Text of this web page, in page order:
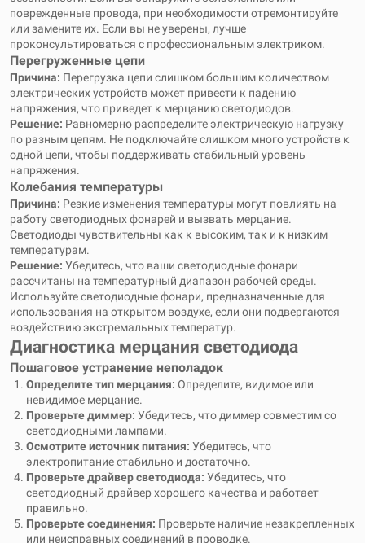
поврежденные провода, при необходимости отремонтируйте
или замените их. Если вы не уверены, лучше
проконсультироваться с профессиональным электриком.
Перегруженные цепи
Причина: Перегрузка цепи слишком большим количеством
электрических устройств может привести к падению
напряжения, что приведет к мерцанию светодиодов.
Решение: Равномерно распределите электрическую нагрузку
по разным цепям. Не подключайте слишком много устройств к
одной цепи, чтобы поддерживать стабильный уровень
напряжения.
Колебания температуры
Причина: Резкие изменения температуры могут повлиять на
работу светодиодных фонарей и вызвать мерцание.
Светодиоды чувствительны как к высоким, так и к низким
температурам.
Решение: Убедитесь, что ваши светодиодные фонари
рассчитаны на температурный диапазон рабочей среды.
Используйте светодиодные фонари, предназначенные для
использования на открытом воздухе, если они подвергаются
воздействию экстремальных температур.
Диагностика мерцания светодиода
Пошаговое устранение неполадок
Определите тип мерцания: Определите, видимое или
невидимое мерцание.
Проверьте диммер: Убедитесь, что диммер совместим со
светодиодными лампами.
Осмотрите источник питания: Убедитесь, что
электропитание стабильно и достаточно.
Проверьте драйвер светодиода: Убедитесь, что
светодиодный драйвер хорошего качества и работает
правильно.
Проверьте соединения: Проверьте наличие незакрепленных
или неисправных соединений в проводке.